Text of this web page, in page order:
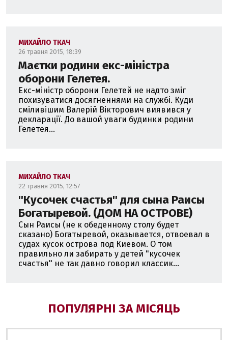
МИХАЙЛО ТКАЧ
26 травня 2015, 18:39
Маєтки родини екс-міністра
оборони Гелетея.
Екс-міністр оборони Гелетей не надто зміг
похизуватися досягненнями на службі. Куди
сміливішим Валерій Вікторович виявився у
декларації. До вашой уваги будинки родини
Гелетея...
МИХАЙЛО ТКАЧ
22 травня 2015, 12:57
''Кусочек счастья'' для сына Раисы
Богатыревой. (ДОМ НА ОСТРОВЕ)
Сын Раисы (не к обеденному столу будет
сказано) Богатыревой, оказывается, отвоевал в
судах кусок острова под Киевом. О том
правильно ли забирать у детей "кусочек
счастья" не так давно говорил классик...
ПОПУЛЯРНІ ЗА МІСЯЦЬ